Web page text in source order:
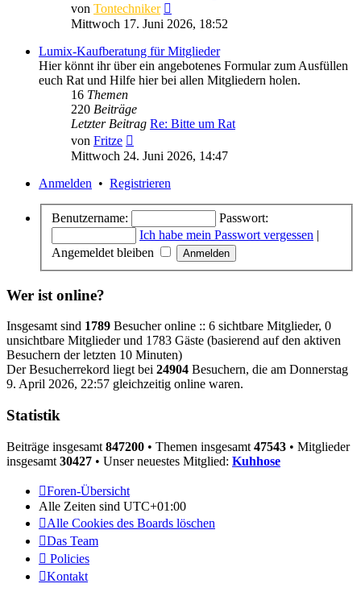
von Tontechniker
Beitrag
Mittwoch 17. Juni 2026, 18:52
Lumix-Kaufberatung für Mitglieder
Hier könnt ihr über ein angebotenes Formular zum Ausfüllen
euch Rat und Hilfe hier bei allen Mitgliedern holen.
16 Themen
220 Beiträge
Letzter Beitrag Re: Bitte um Rat
von Fritze
Beitrag
Mittwoch 24. Juni 2026, 14:47
Anmelden • Registrieren
Benutzername:
Passwort:
Ich habe mein Passwort vergessen |
Angemeldet bleiben
Wer ist online?
Insgesamt sind 1789 Besucher online :: 6 sichtbare Mitglieder, 0
unsichtbare Mitglieder und 1783 Gäste (basierend auf den aktiven
Besuchern der letzten 10 Minuten)
Der Besucherrekord liegt bei 24904 Besuchern, die am Donnerstag
9. April 2026, 22:57 gleichzeitig online waren.
Statistik
Beiträge insgesamt 847200 • Themen insgesamt 47543 • Mitglieder
insgesamt 30427 • Unser neuestes Mitglied: Kuhhose
Foren-Übersicht
Alle Zeiten sind UTC+01:00
Alle Cookies des Boards löschen
Das Team
Policies
Kontakt